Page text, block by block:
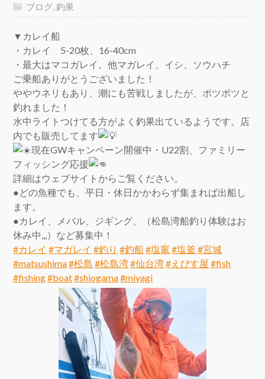
ブログ,釣果
▼カレイ船
・カレイ 5-20枚、16-40cm
・最大はマコガレイ。他マガレイ、イシ、ソウハチ
ご乗船ありがとうございました！
ややウネリもあり、潮にも苦戦しましたが、ポツポツと
釣れました！
水中ライトつけてる方がよく釣果出ているようです。店
内でも販売してます
現在GWキャンペーン開催中・U22割、ファミリー
フィッシング応援
詳細はウェブサイトからご覧ください。
●どの魚種でも、平日・休日かかわらず集まれば出船し
ます。
●カレイ、メバル、ジギング、（松島湾船釣り体験はお
休み中,,,）など募集中！
#カレイ #マガレイ #釣り #釣船#塩竈 #塩釜 #宮城
#matsushima#松島 #松島湾#仙台湾#えびす屋 #fish
#fishing#boat#shiogama#miyagi